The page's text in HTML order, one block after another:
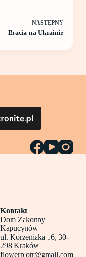
NASTĘPNY
Bracia na Ukrainie
Kontakt
Dom Zakonny
Kapucynów
ul. Korzeniaka 16, 30-
298 Kraków
flowerpiotr@gmail.com